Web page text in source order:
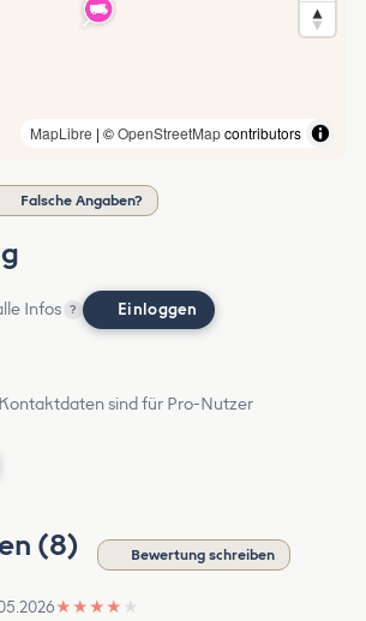
MapLibre | ©OpenStreetMapcontributors
Falsche Angaben?
Infos ? Einloggen
sind für Pro-Nutzer
(8) Bewertung schreiben
★ ★ ★ ★ ★